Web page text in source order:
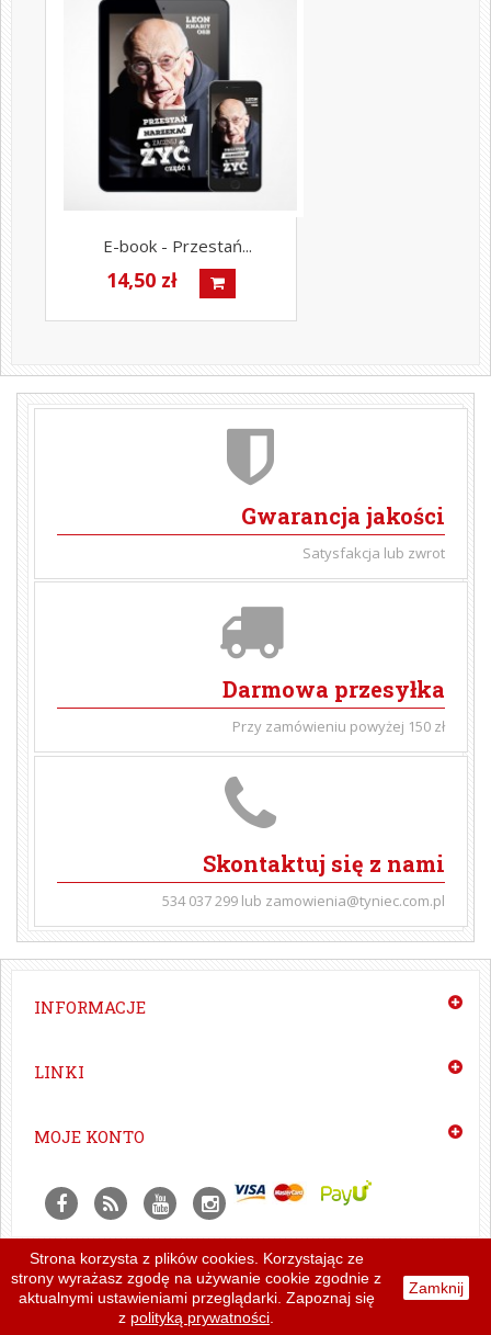
E-book - Przestań...
14,50 zł
Gwarancja jakości
Satysfakcja lub zwrot
Darmowa przesyłka
Przy zamówieniu powyżej 150 zł
Skontaktuj się z nami
534 037 299 lub zamowienia@tyniec.com.pl
INFORMACJE
LINKI
MOJE KONTO
Strona korzysta z plików cookies. Korzystając ze
strony wyrażasz zgodę na używanie cookie zgodnie z
aktualnymi ustawieniami przeglądarki. Zapoznaj się
z polityką prywatności
Zamknij
|Newslettery
Instrukcja redakcyjna |Regulamin
Projekt i wykonanie:
MasterProject